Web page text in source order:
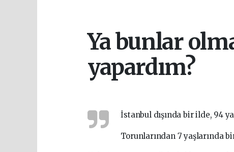
Ya bunlar
yapardım?
İstanbul dışında bir ilde, 94
Torunlarından 7 yaşlarında